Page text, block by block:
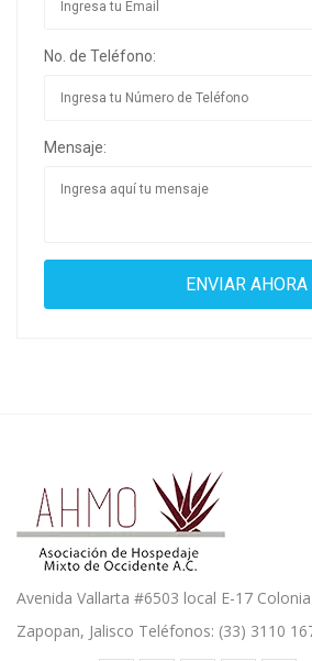
No. de Teléfono:
Mensaje:
Avenida Vallarta #6503 local E-17
Zapopan, Jalisco Teléfonos: (33) 3110